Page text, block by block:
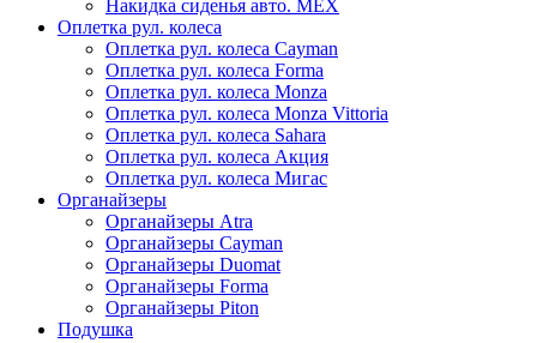
Накидка сиденья авто. МЕХ
Оплетка рул. колеса
Оплетка рул. колеса Cayman
Оплетка рул. колеса Forma
Оплетка рул. колеса Monza
Оплетка рул. колеса Monza Vittoria
Оплетка рул. колеса Sahara
Оплетка рул. колеса Акция
Оплетка рул. колеса Мигас
Органайзеры
Органайзеры Atra
Органайзеры Cayman
Органайзеры Duomat
Органайзеры Forma
Органайзеры Piton
Подушка